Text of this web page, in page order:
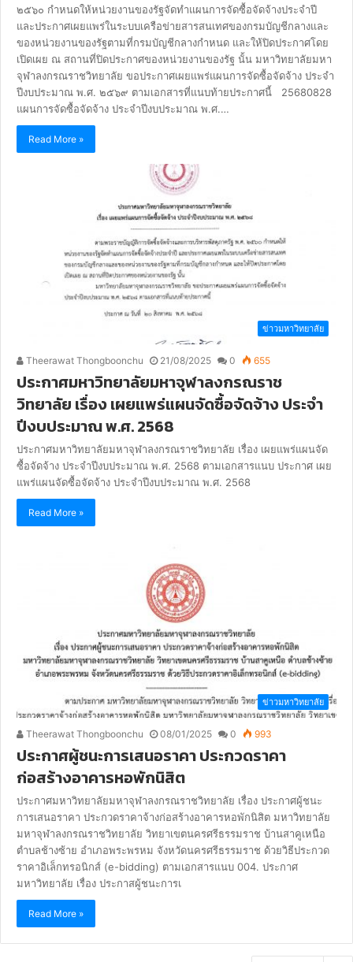
๒๕๖๐ กำหนดให้หน่วยงานของรัฐจัดทำแผนการจัดซื้อจัดจ้างประจำปี
และประกาศเผยแพร่ในระบบเครือข่ายสารสนเทศของกรมบัญชีกลางและ
ของหน่วยงานของรัฐตามที่กรมบัญชีกลางกำหนด และให้ปิดประกาศโดย
เปิดเผย ณ สถานที่ปิดประกาศของหน่วยงานของรัฐ นั้น มหาวิทยาลัยมหา
จุฬาลงกรณราชวิทยาลัย ขอประกาศเผยแพร่แผนการจัดซื้อจัดจ้าง ประจำ
ปีงบประมาณ พ.ศ. ๒๕๖๙ ตามเอกสารที่แนบท้ายประกาศนี้ 25680828
แผนการจัดซื้อจัดจ้าง ประจำปีงบประมาณ พ.ศ.…
Read More »
ข่าวมหาวิทยาลัย
Theerawat Thongboonchu 21/08/2025 0 655
ประกาศมหาวิทยาลัยมหาจุฬาลงกรณราช
วิทยาลัย เรื่อง เผยแพร่แผนจัดซื้อจัดจ้าง ประจำ
ปีงบประมาณ พ.ศ. 2568
ประกาศมหาวิทยาลัยมหาจุฬาลงกรณราชวิทยาลัย เรื่อง เผยแพร่แผนจัด
ซื้อจัดจ้าง ประจำปีงบประมาณ พ.ศ. 2568 ตามเอกสารแนบ ประกาศ เผย
แพร่แผนจัดซื้อจัดจ้าง ประจำปีงบประมาณ พ.ศ. 2568
Read More »
ข่าวมหาวิทยาลัย
Theerawat Thongboonchu 08/01/2025 0 993
ประกาศผู้ชนะการเสนอราคา ประกวดราคา
ก่อสร้างอาคารหอพักนิสิต
ประกาศมหาวิทยาลัยมหาจุฬาลงกรณราชวิทยาลัย เรื่อง ประกาศผู้ชนะ
การเสนอราคา ประกวดราคาจ้างก่อสร้างอาคารหอพักนิสิต มหาวิทยาลัย
มหาจุฬาลงกรณราชวิทยาลัย วิทยาเขตนครศรีธรรมราช บ้านสาคูเหนือ
ตำบลช้างซ้าย อำเภอพระพรหม จังหวัดนครศรีธรรมราช ด้วยวิธีประกวด
ราคาอิเล็กทรอนิกส์ (e-bidding) ตามเอกสารแนบ 004. ประกาศ
มหาวิทยาลัย เรื่อง ประกาสผู้ชนะการเ
Read More »